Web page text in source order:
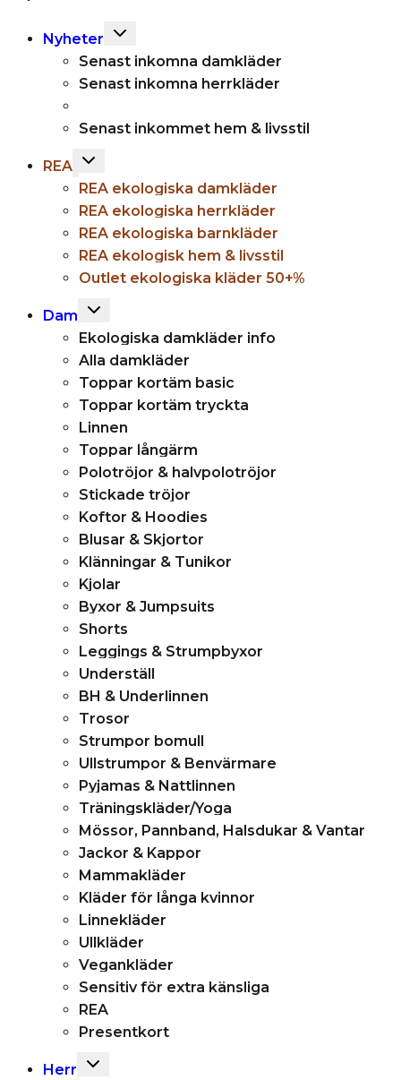
Nyheter
Toggle
child
menu
Senast inkomna damkläder
Senast inkomna herrkläder
Senast inkommet hem & livsstil
REA Toggle
menu
REA ekologiska damkläder
REA ekologiska herrkläder
REA ekologiska barnkläder
REA ekologisk hem & livsstil
Outlet ekologiska kläder 50+%
Dam
Toggle
menu
Ekologiska damkläder info
Alla damkläder
Toppar kortäm basic
Toppar kortäm tryckta
Linnen
Toppar långärm
Polotröjor & halvpolotröjor
Stickade tröjor
Koftor & Hoodies
Blusar & Skjortor
Klänningar & Tunikor
Kjolar
Byxor & Jumpsuits
Shorts
Leggings & Strumpbyxor
Underställ
BH & Underlinnen
Trosor
Strumpor bomull
Ullstrumpor & Benvärmare
Pyjamas & Nattlinnen
Träningskläder/Yoga
Mössor, Pannband, Halsdukar & Vantar
Jackor & Kappor
Mammakläder
Kläder för långa kvinnor
Linnekläder
Ullkläder
Vegankläder
Sensitiv för extra känsliga
REA
Presentkort
Herr
Toggle